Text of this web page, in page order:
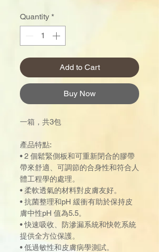
Quantity *
Add to Cart
Buy Now
一箱，共3包
產品特點:
• 2 個鬆緊側板和可重新閉合的膠帶
帶來舒適、可調節的合身性和符合人
體工程學的處理。
• 柔軟透氣的材料對皮膚友好。
• 抗菌整理和pH 緩衝有助於保持皮
膚中性pH 值為5.5。
• 快速吸收、防滲漏系統和快乾系統
提供全方位保護。
• 低過敏性和皮膚病學測試。